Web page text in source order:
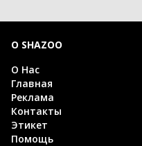
О SHAZOO
О Нас
Главная
Реклама
Контакты
Этикет
Помощь